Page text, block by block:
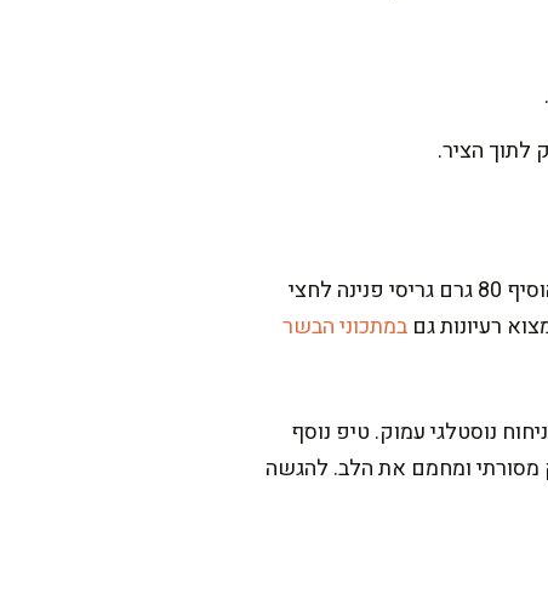
במשך השנים גיליתי שאפשר לשחק עם הירקות לפי העונה: להחליף תפוחי אדמה בבטטה, או להוסיף 80 גרם גריסי פנינה לחצי
רעיונות גם במתכוני הבשר
נוסטלגי עמוק. טיפ נוסף
מרק מסורתי ומחמם את הלב. להגשה